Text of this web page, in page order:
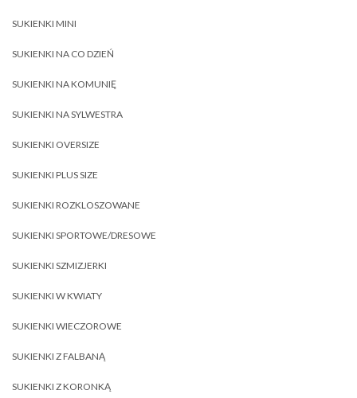
SUKIENKI MINI
SUKIENKI NA CO DZIEŃ
SUKIENKI NA KOMUNIĘ
SUKIENKI NA SYLWESTRA
SUKIENKI OVERSIZE
SUKIENKI PLUS SIZE
SUKIENKI ROZKLOSZOWANE
SUKIENKI SPORTOWE/DRESOWE
SUKIENKI SZMIZJERKI
SUKIENKI W KWIATY
SUKIENKI WIECZOROWE
SUKIENKI Z FALBANĄ
SUKIENKI Z KORONKĄ